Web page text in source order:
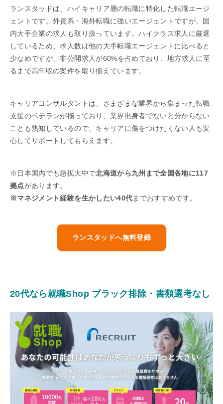
ランスタッドは、ハイキャリア層の転職に特化した転職エージ
ェントです。外資系・海外転職に強いエージェントですが、国
内大手企業の求人も取り扱っています。ハイクラス求人に厳選
しているため、求人数は他の大手転職エージェントに比べると
少なめですが、非公開求人が60%を占めており、地方求人に至
るまで高年収の案件を取り揃えています。
キャリアコンサルタントは、さまざまな業界から集まった転職
支援のベテランが揃っており、業界出身者でないと分からない
ことも熟知しているので、キャリアに傷をつけたくない人も安
心してサポートしてもらえます。
※日本国内でも急拡大中で北海道から九州まで全国各地に117
拠点があります。
※マネジメント経験を生かしたい40代までおすすめです。
ランスタッドへ無料登録
20代なら就職Shop ブラック排除・書類選考なし